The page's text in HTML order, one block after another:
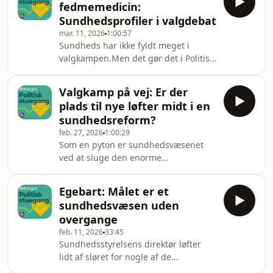
Sofie Jensen og VIVE-professor Jakob
Kjellberg vurderer partiernes
forslag.Dagens gæster:Ida Sofie
Jensen, seniorrådgiver i
konsulentvirksomheden, Not a Box,
tidligere direktør i Lif,Jakob Kjellberg,
professor hos VIVEDagens
emner:Venstres stress
fedmemedicin:
Sundhedsprofiler i valgdebat
mar. 11, 2026 1:00:57
Sundheds har ikke fyldt meget i
valgkampen.Men det gør det i Politisk
sundhedspolitisk valgdebat.Emnerne
spænder lige fra tobaksafgifter til
økonomisk udligning mellem
regionerne, overskud af læger og et
nyt kontroversielt forslag fra
Socialdemokratiet.Ud over konkret
sundhedspolitik så får vi også
politikerne bud, hvad der
Valgkamp på vej: Er der
plads til nye løfter midt i en
sundhedsreform?
feb. 27, 2026 1:00:29
Som en pyton er sundhedsvæsenet
ved at sluge den enorme
mindre er partierne i fuld gang med
at gøre nye løfter klar til
folketingsvalget.Men hvilke løfter kan
det tænkes at være?Det får vi nogle
bud på i Politisk Stuegang, hvor
emnerne varierer fra ADHD-
Egebart: Målet er et
sundhedsvæsen uden
overgange
feb. 11, 202633:45
Sundhedsstyrelsens direktør løfter
lidt af sløret for nogle af de